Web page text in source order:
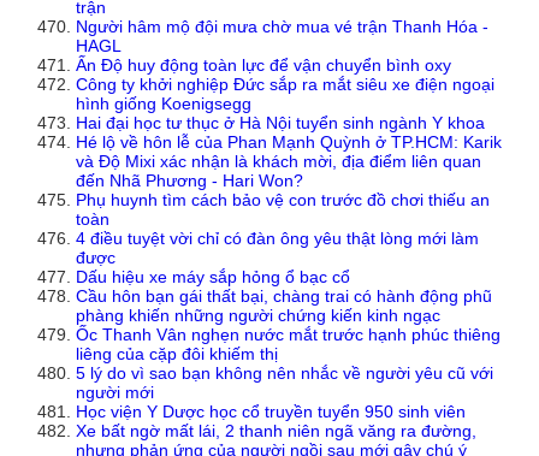
trận
Người hâm mộ đội mưa chờ mua vé trận Thanh Hóa -
HAGL
Ấn Độ huy động toàn lực để vận chuyển bình oxy
Công ty khởi nghiệp Đức sắp ra mắt siêu xe điện ngoại
hình giống Koenigsegg
Hai đại học tư thục ở Hà Nội tuyển sinh ngành Y khoa
Hé lộ về hôn lễ của Phan Mạnh Quỳnh ở TP.HCM: Karik
và Độ Mixi xác nhận là khách mời, địa điểm liên quan
đến Nhã Phương - Hari Won?
Phụ huynh tìm cách bảo vệ con trước đồ chơi thiếu an
toàn
4 điều tuyệt vời chỉ có đàn ông yêu thật lòng mới làm
được
Dấu hiệu xe máy sắp hỏng ổ bạc cổ
Cầu hôn bạn gái thất bại, chàng trai có hành động phũ
phàng khiến những người chứng kiến kinh ngạc
Ốc Thanh Vân nghẹn nước mắt trước hạnh phúc thiêng
liêng của cặp đôi khiếm thị
5 lý do vì sao bạn không nên nhắc về người yêu cũ với
người mới
Học viện Y Dược học cổ truyền tuyển 950 sinh viên
Xe bất ngờ mất lái, 2 thanh niên ngã văng ra đường,
nhưng phản ứng của người ngồi sau mới gây chú ý